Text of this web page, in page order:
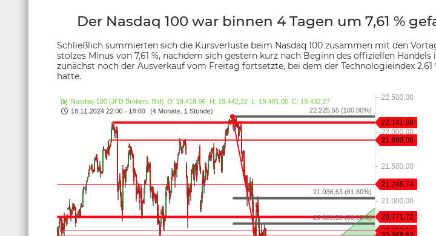
Der Nasdaq 100 war binnen 4 Tagen um 7,61 %
Schließlich summierten sich die Kursverluste beim Nasdaq 100 zusammen mit den
stolzes Minus von 7,61 %, nachdem sich gestern kurz nach Beginn des offiziellen Handels
zunächst noch der Ausverkauf vom Freitag fortsetzte, bei dem der Technologieindex 2,61
hatte.